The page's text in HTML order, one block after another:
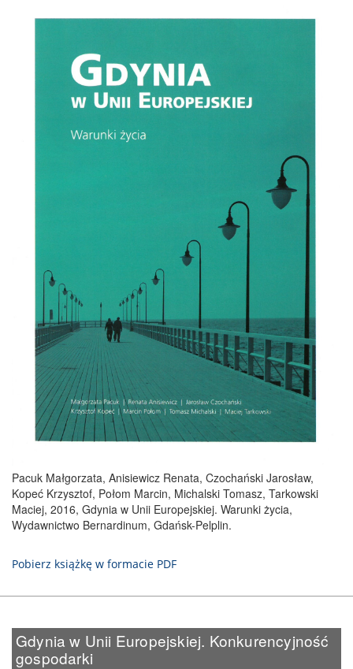
Pacuk Małgorzata, Anisiewicz Renata, Czochański Jarosław,
Kopeć Krzysztof, Połom Marcin, Michalski Tomasz, Tarkowski
Maciej, 2016, Gdynia w Unii Europejskiej. Warunki życia,
Wydawnictwo Bernardinum, Gdańsk-Pelplin.
Pobierz książkę w formacie PDF
Gdynia w Unii Europejskiej. Konkurencyjność
gospodarki